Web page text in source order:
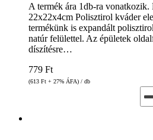
A termék ára 1db-ra
22x22x4cm Polisztirol kváder
termékünk is expandált
natúr felülettel. Az épületek
díszítésre…
779 Ft
(613 Ft + 27% ÁFA) / db